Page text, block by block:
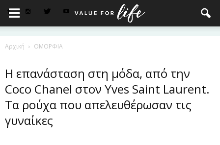
Αρχική ΟΜΟΡΦΙΑ
Η επανάσταση στη μόδα, από την
Coco Chanel στον Yves Saint Laurent.
Τα ρούχα που απελευθέρωσαν τις
γυναίκες